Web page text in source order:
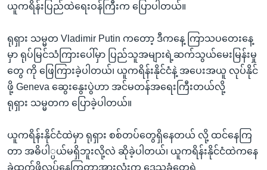
ယူကရိန်းပြည်ထဲရေးဝန်ကြီးက ပြောပါတယ်။
ရုရှား သမ္မတ Vladimir Putin ကတော့ ဒီကနေ့ ကြာသပတေးနေ့
မှာ ရုပ်မြင်သံကြားပေါ်မှာ ပြည်သူအများရဲ့ဆက်သွယ်မေးမြန်းမှု
တွေ ကို ဖြေကြားခဲ့ပါတယ်၊ ယူကရိန်းနိုင်ငံနဲ့ အပေးအယူ လုပ်နိုင်
ဖို့ Geneva ဆွေးနွေးပွဲဟာ အင်မတန်အရေးကြီးတယ်လို့
ရုရှား သမ္မတက ပြောခဲ့ပါတယ်။
ယူကရိန်းနိုင်ငံထဲမှာ ရုရှား စစ်တပ်တွေရှိနေတယ် လို့ ထင်နေကြ
တာ အဓိပါ္ပယ်မရှိဘူးလို့လဲ ဆိုခဲ့ပါတယ်၊ ယူကရိန်းနိုင်ငံထဲကနေ
ခွဲထွက်ဖို့လုပ်နေကြတာအားလုံးက ဒေသခံတွေရဲ့